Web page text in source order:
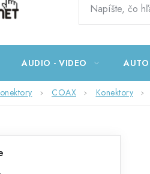
AUDIO - VIDEO
COAX Konektory